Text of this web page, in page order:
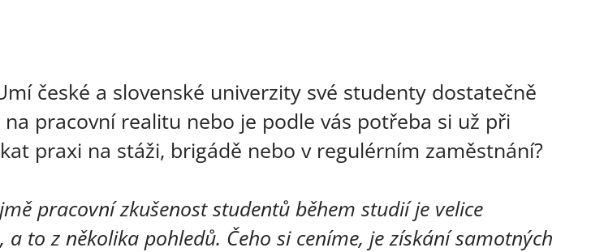
české a slovenské univerzity své studenty dostatečně
pracovní realitu nebo je podle vás potřeba si už při
praxi na stáži, brigádě nebo v regulérním zaměstnání?
pracovní zkušenost studentů během studií je velice
a to z několika pohledů. Čeho si ceníme, je získání samotných